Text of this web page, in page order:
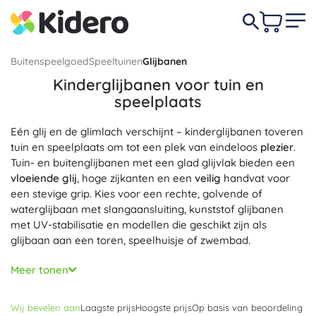
BuitenspeelgoedSpeeltuinenGlijbanen
Kinder­glijbanen voor tuin en
speelplaats
Eén glij en de glimlach verschijnt – kinderglijbanen toveren
tuin en speelplaats om tot een plek van eindeloos plezier.
Tuin- en buitenglijbanen met een glad glijvlak bieden een
vloeiende glij, hoge zijkanten en een veilig handvat voor
een stevige grip. Kies voor een rechte, golvende of
waterglijbaan met slang­aansluiting, kunststof glijbanen
met UV-stabilisatie en modellen die geschikt zijn als
glijbaan aan een toren, speelhuisje of zwembad.
Doordachte details zorgen voor
duurzaamheid
en een afwasbaar oppervlak voor een lange levensduur.
Meer tonen
Wij bevelen aanLaagste prijsHoogste prijsOp basis van beoordeling